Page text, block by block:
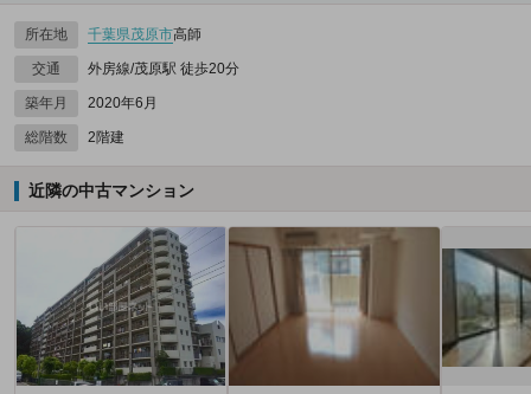
所在地 千葉県茂原市高師
交通 外房線/茂原駅 徒歩20分
築年月 2020年6月
総階数 2階建
近隣の中古マンション